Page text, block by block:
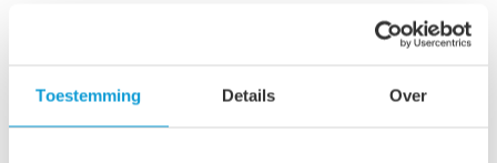
Toestemming Details Over